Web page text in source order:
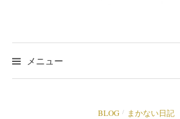
ス
キ
ッ
メニュー
BLOG / まかない日記